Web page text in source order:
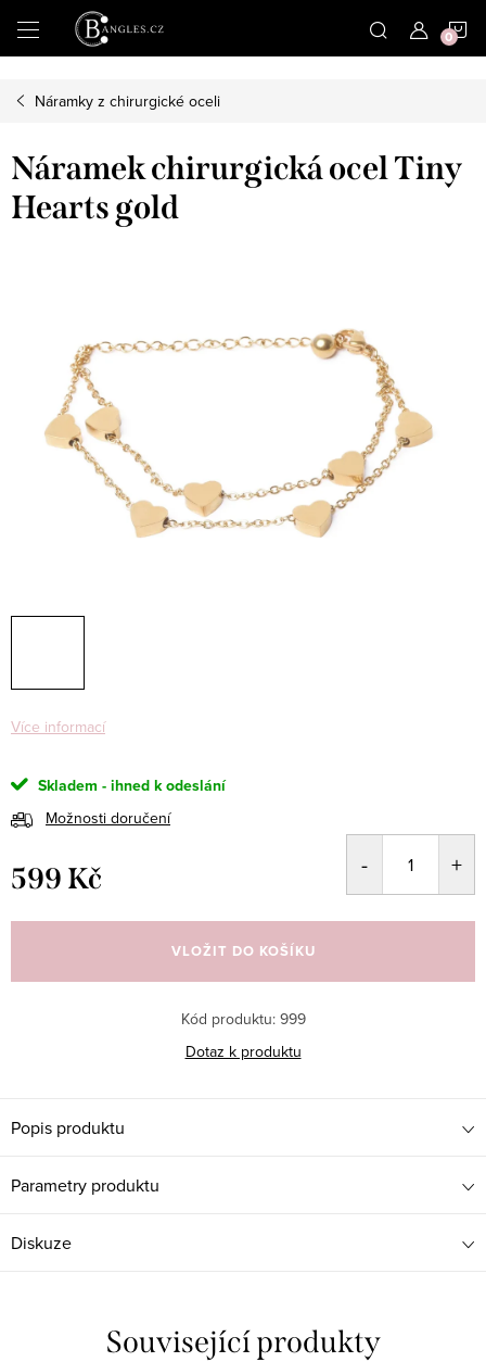
Přejít
na
Náramky z chirurgické oceli
Náramek chirurgická ocel Tiny
Hearts gold
Více informací
Skladem - ihned k odeslání
Možnosti doručení
599 Kč
cena:
VLOŽIT DO KOŠÍKU
Kód produktu: 999
Dotaz k produktu
Popis produktu
Parametry produktu
Diskuze
Související produkty